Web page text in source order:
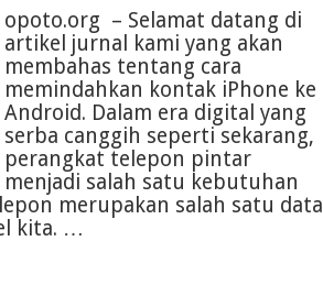
opoto.org – Selamat datang di
artikel jurnal kami yang akan
membahas tentang cara
memindahkan kontak iPhone ke
Android. Dalam era digital yang
serba canggih seperti sekarang,
perangkat telepon pintar
menjadi salah satu kebutuhan
merupakan salah satu data
kita. …